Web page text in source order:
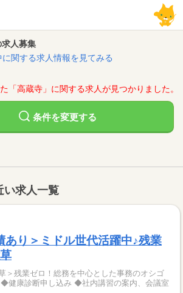
人募集
関する求人情報を見てみる
「高蔵寺」に関する求人が見つかりました。
条件を変更する
い求人一覧
あり＞ミドル世代活躍中♪残業
＞残業ゼロ！総務を中心とした事務のオシゴ
健康診断申し込み ◆社内講習の案内、会議室